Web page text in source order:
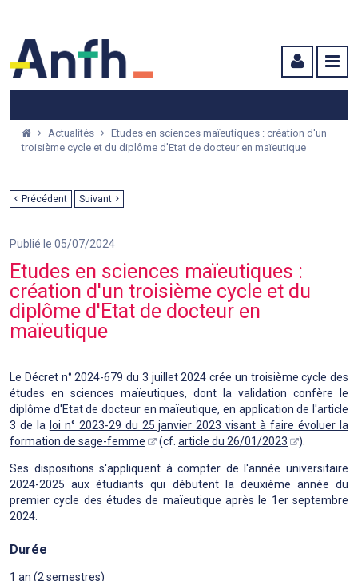
Actualités
Etudes en sciences maïeutiques : création d'un
troisième cycle et du diplôme d'Etat de docteur en maïeutique
Précédent Suivant
Publié le 05/07/2024
Etudes en sciences maïeutiques :
création d'un troisième cycle et du
diplôme d'Etat de docteur en
maïeutique
Le Décret n° 2024-679 du 3 juillet 2024 crée un troisième cycle des
études en sciences maïeutiques, dont la validation confère le
diplôme d'Etat de docteur en maïeutique, en application de l'article
3 de la loi n° 2023-29 du 25 janvier 2023 visant à faire évoluer la
formation de sage-femme
(cf. article du 26/01/2023 ).
Ses dispositions s'appliquent à compter de l'année universitaire
2024-2025 aux étudiants qui débutent la deuxième année du
premier cycle des études de maïeutique après le 1er septembre
2024.
Durée
1 an (2 semestres)